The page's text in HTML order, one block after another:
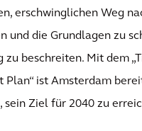
erschwinglichen Weg
und die Grundlagen zu
zu beschreiten. Mit dem
Plan“ ist Amsterdam
sein Ziel für 2040 zu